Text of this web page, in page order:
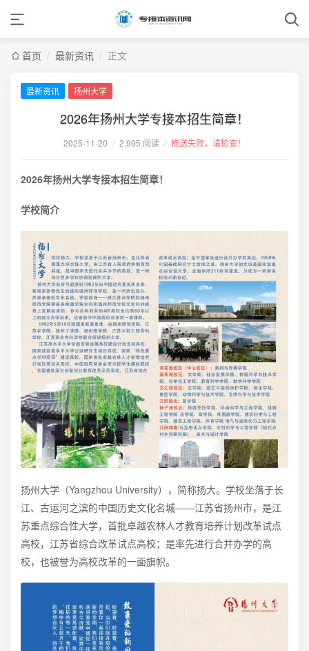
首页 / 最新资讯 / 正文
最新资讯 扬州大学
2026年扬州大学专接本招生简章！
2025-11-20 / 2,995 阅读 / 推送失败，请检查！
2026年扬州大学专接本招生简章！
学校简介
扬州大学（Yangzhou University），简称扬大。学校坐落于长
江、古运河之滨的中国历史文化名城——江苏省扬州市，是江
苏重点综合性大学，首批卓越农林人才教育培养计划改革试点
高校，江苏省综合改革试点高校；是率先进行合并办学的高
校，也被誉为高校改革的一面旗帜。